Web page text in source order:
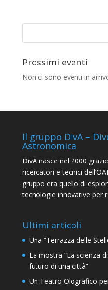
Prossimi eventi
Non ci sono eventi in
Il gruppo DivA –
Astronomica
DivA nasce nel 2000
ricercatori e tecnici
gruppo era quello di
tecnologie innovative per
Ultimi articoli
Una “Terrazza delle
La mostra “La scienza
futuro di una città”
Un Teatro Olografico